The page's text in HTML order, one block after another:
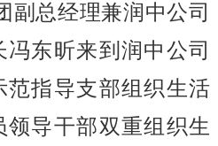
副总经理兼润中公司
冯东昕来到润中公司
范指导支部组织生活
导干部双重组织生